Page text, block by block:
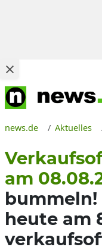
news.de Aktuelles
am
heute am